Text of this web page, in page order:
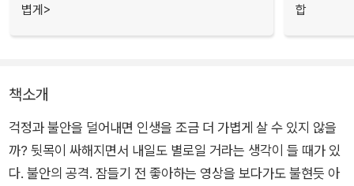
볍게>
합
책소개
걱정과 불안을 덜어내면 인생을 조금 더 가볍게 살 수 있지 않을
까? 뒷목이 싸해지면서 내일도 별로일 거라는 생각이 들 때가 있
다. 불안의 공격. 잠들기 전 좋아하는 영상을 보다가도 불현듯 아